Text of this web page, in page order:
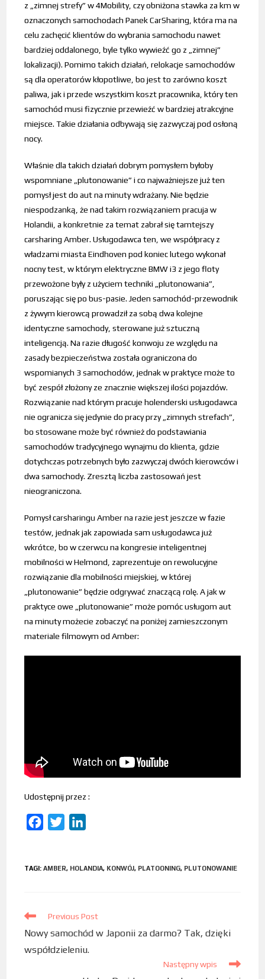
z „zimnej strefy” w 4Mobility, czy obniżona stawka za km w
oznaczonych samochodach Panek CarSharing, która ma na
celu zachęcić klientów do wybrania samochodu nawet
bardziej oddalonego, byle tylko wywieźć go z „zimnej”
lokalizacji). Pomimo takich działań, relokacje samochodów
są dla operatorów kłopotliwe, bo jest to zarówno koszt
paliwa, jak i przede wszystkim koszt pracownika, który ten
samochód musi fizycznie przewieźć w bardziej atrakcyjne
miejsce. Takie działania odbywają się zazwyczaj pod osłoną
nocy.
Właśnie dla takich działań dobrym pomysłem byłoby
wspomniane „plutonowanie” i co najważniejsze już ten
pomysł jest do aut na minuty wdrażany. Nie będzie
niespodzanką, że nad takim rozwiązaniem pracuja w
Holandii, a konkretnie za temat zabrał się tamtejszy
carsharing Amber. Usługodawca ten, we współpracy z
władzami miasta Eindhoven pod koniec lutego wykonał
nocny test, w którym elektryczne BMW i3 z jego floty
przewożone były z użyciem techniki „plutonowania”,
poruszając się po bus-pasie. Jeden samochód-przewodnik
z żywym kierowcą prowadził za sobą dwa kolejne
identyczne samochody, sterowane już sztuczną
inteligencją. Na razie długość konwoju ze względu na
zasady bezpieczeństwa została ograniczona do
wspomianych 3 samochodów, jednak w praktyce może to
być zespół złożony ze znacznie większej ilości pojazdów.
Rozwiązanie nad którym pracuje holenderski usługodawca
nie ogranicza się jedynie do pracy przy „zimnych strefach”,
bo stosowane może być również do podstawiania
samochodów tradycyjnego wynajmu do klienta, gdzie
dotychczas potrzebnych było zazwyczaj dwóch kierowców i
dwa samochody. Zresztą liczba zastosowań jest
nieograniczona.
Pomysł carsharingu Amber na razie jest jeszcze w fazie
testów, jednak jak zapowiada sam usługodawca już
wkrótce, bo w czerwcu na kongresie inteligentnej
mobilności w Helmond, zaprezentuje on rewolucyjne
rozwiązanie dla mobilności miejskiej, w której
„plutonowanie” będzie odgrywać znaczącą rolę. A jak w
praktyce owe „plutonowanie” może pomóc usługom aut
na minuty możecie zobaczyć na poniżej zamieszczonym
materiale filmowym od Amber:
Udostępnij przez :
e
o
k
t
r
k
I
n
TAGI:AMBER, HOLANDIA, KONWÓJ, PLATOONING, PLUTONOWANIE
Previous Post
Nowy samochód w Japonii za darmo? Tak, dzięki
współdzieleniu.
Następny wpis